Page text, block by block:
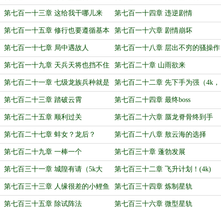
第七百一十三章 这给我干哪儿来
了？
第七百一十四章 违逆剧情
第七百一十五章 修行也要遵循基本
法啊
第七百一十六章 剧情崩坏
第七百一十七章 局中遇故人 第七百一十八章 层出不穷的骚操作
第七百一十九章 天兵天将也挡不住 第七百二十章 山雨欲来
第七百二十一章 七级龙族兵种就是
这么夯！（4k，求月票）
第七百二十二章 先下手为强（4k，
求订阅哟）
第七百二十三章 踏破云霄 第七百二十四章 最终boss
第七百二十五章 顺利过关 第七百二十六章 蜃龙脊骨终到手
第七百二十七章 蚌女？龙后？ 第七百二十八章 敖云海的选择
第七百二十九章 一棒一个 第七百三十章 蓬勃发展
第七百三十一章 城隍有请（5k大
章，求月票）
第七百三十二章 飞升计划！(4k)
第七百三十三章 人缘很差的小鲤鱼 第七百三十四章 炼制星轨
第七百三十五章 除试阵法 第七百三十六章 微型星轨